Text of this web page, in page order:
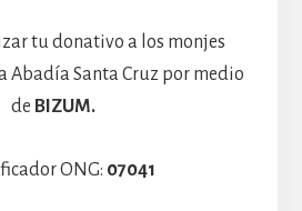
tu donativo a los monjes
Abadía Santa Cruz por medio
de BIZUM.
ONG: 07041